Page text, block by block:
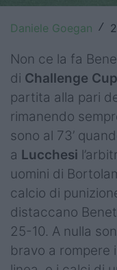
Challenge Cup
World Rugby
Rugby World
Super Rugby
Rugby in TV
Mercato
Serie A Elite
Daniele Goegan /
Non ce la fa
di Challenge Cup
partita alla pari
rimanendo
sono al 73’
a Lucchesi
uomini di
calcio di
distaccano
25-10. A nulla
bravo a rompere